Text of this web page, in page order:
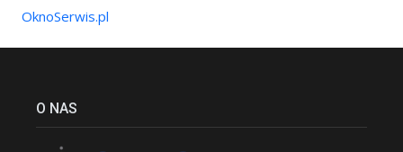
OknoSerwis.pl
O NAS